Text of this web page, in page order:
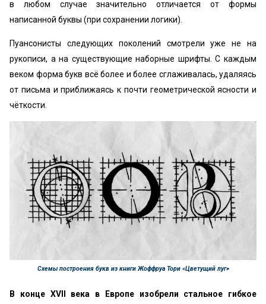
в любом случае значительно отличается от формы
написанной буквы (при сохранении логики).
Пуансонисты следующих поколений смотрели уже не на
рукописи, а на существующие наборные шрифты. С каждым
веком форма букв всё более и более сглаживалась, удаляясь
от письма и приближаясь к почти геометрической ясности и
чёткости.
Схемы построения букв из книги Жоффруа Тори «Цветущий луг»
В конце XVII века в Европе изобрели стальное гибкое